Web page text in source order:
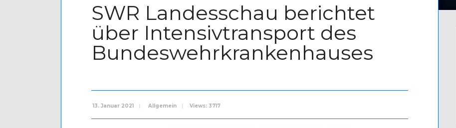
SWR Landesschau berichtet
über Intensivtransport des
Bundeswehrkrankenhauses
13. Januar 2021 Allgemein Views: 3717